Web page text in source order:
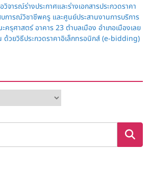
จารณ์ร่างประกาศและร่างเอกสารประกวดราคา
การณ์วิชาชีพครู และศูนย์ประสานงานการบริการ
รุศาสตร์ อาคาร 23 ตำบลเมือง อำเภอเมืองเลย
ด้วยวิธีประกวดราคาอิเล็กทรอนิกส์ (e-bidding)